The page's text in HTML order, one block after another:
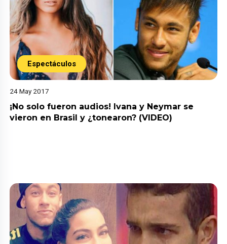
Espectáculos
24 May 2017
¡No solo fueron audios! Ivana y Neymar se
vieron en Brasil y ¿tonearon? (VIDEO)